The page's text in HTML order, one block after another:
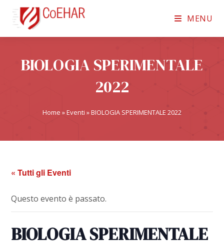
MENU
BIOLOGIA SPERIMENTALE
2022
Home »Eventi »BIOLOGIA SPERIMENTALE 2022
« Tutti gli Eventi
Questo evento è passato.
BIOLOGIA SPERIMENTALE